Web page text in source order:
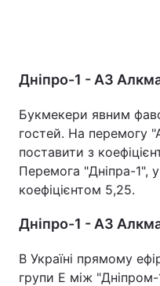
Дніпро-1 - АЗ
Букмекери явним
гостей. На перемогу
поставити з
Перемога "Дніпра-1",
коефіцієнтом 5,25.
Дніпро-1 - АЗ
В Україні прямому
групи Е між